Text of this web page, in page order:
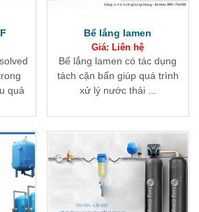
quả
Bể lắng lamen
Giá: Liên hệ
Bể lắng lamen có tác dụng
tách cặn bẩn giúp quá trình
xử lý nước thải ...